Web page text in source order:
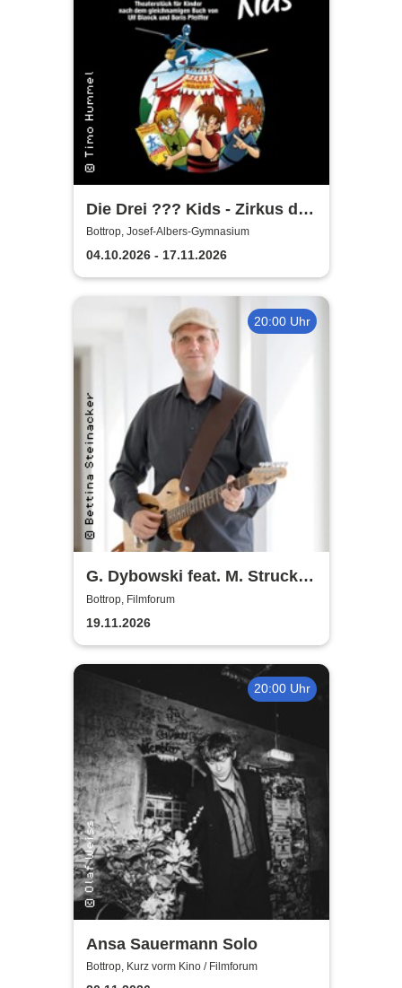
Die Drei ??? Kids - Zirkus der
Rätsel
Bottrop, Josef-Albers-Gymnasium
04.10.2026 - 17.11.2026
20:00 Uhr
G. Dybowski feat. M. Strucken
u. M. Miketta
Bottrop, Filmforum
19.11.2026
20:00 Uhr
Ansa Sauermann Solo
Bottrop, Kurz vorm Kino / Filmforum